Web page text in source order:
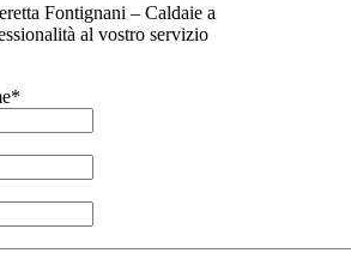
Fontignani – Caldaie a
al vostro servizio
*